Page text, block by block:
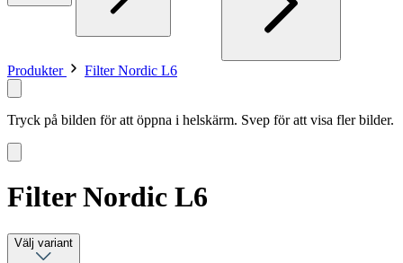
Produkter Filter Nordic L6
Tryck på bilden för att öppna i helskärm. Svep för att visa fler bilder.
Filter Nordic L6
Välj variant